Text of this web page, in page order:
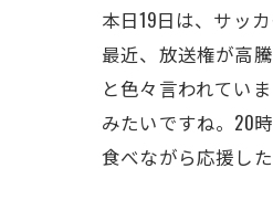
本日19日は、サッ
最近、放送権が高
と色々言われてい
みたいですね。20
食べながら応援した